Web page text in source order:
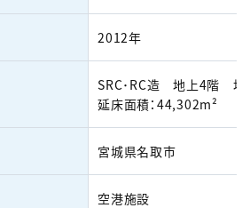
2012年
SRC･RC造 地上4階 地
延床面積：44,302m²
宮城県名取市
空港施設